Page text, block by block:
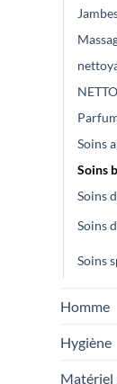
Soins
Soins
Soins
Soins
Soins
Homme
Hygiène
Matériel